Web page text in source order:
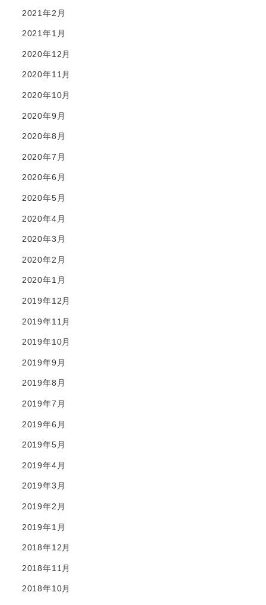
2021年2月
2021年1月
2020年12月
2020年11月
2020年10月
2020年9月
2020年8月
2020年7月
2020年6月
2020年5月
2020年4月
2020年3月
2020年2月
2020年1月
2019年12月
2019年11月
2019年10月
2019年9月
2019年8月
2019年7月
2019年6月
2019年5月
2019年4月
2019年3月
2019年2月
2019年1月
2018年12月
2018年11月
2018年10月